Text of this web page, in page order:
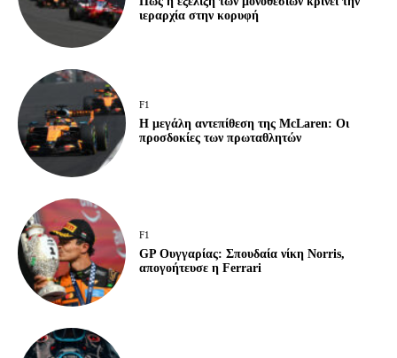
ιεραρχία στην κορυφή
F1
Η μεγάλη αντεπίθεση της McLaren: Οι
προσδοκίες των πρωταθλητών
F1
GP Ουγγαρίας: Σπουδαία νίκη Norris,
απογοήτευσε η Ferrari